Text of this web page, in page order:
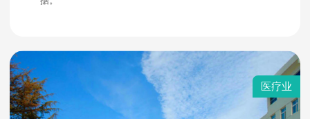
医疗业